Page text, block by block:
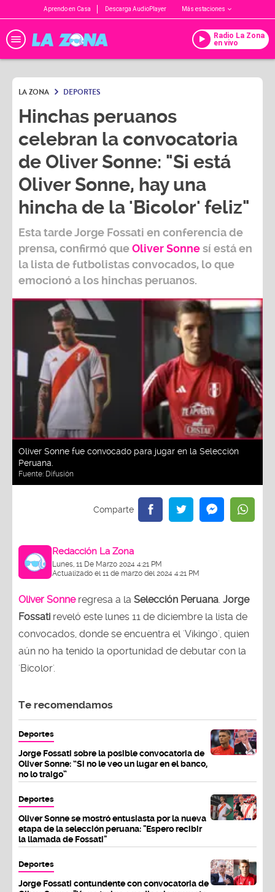
Aprendo en Casa Descarga AudioPlayer Más estaciones
Radio La Zona
en vivo
LA ZONA DEPORTES
Hinchas peruanos
celebran la convocatoria
de Oliver Sonne: "Si está
Oliver Sonne, hay una
hincha de la 'Bicolor' feliz"
Esta tardeJorge Fossati en conferencia de
prensa, confirmó queOliver Sonnesí está en
la lista de futbolistas convocados, lo que
emocionó a los hinchas peruanos.
Oliver Sonne fue convocado para jugar en la Selección
Peruana.
Fuente: Difusión
Redacción La Zona
Lunes, 11 De Marzo 2024 4:21 PM
Actualizado el 11 de marzo del 2024 4:21 PM
Oliver Sonneregresa a la Selección Peruana Jorge
Fossati reveló este lunes 11 de diciembre la lista de
convocados, donde se encuentra el 'Vikingo', quien
aún no ha tenido la oportunidad de debutar con la
'Bicolor'.
Te recomendamos
Deportes
Jorge Fossati sobre la posible convocatoria de
Oliver Sonne: “Si no le veo un lugar en el banco,
no lo traigo”
Deportes
Oliver Sonne se mostró entusiasta por la nueva
etapa de la selección peruana: "Espero recibir
la llamada de Fossati"
Deportes
Jorge Fossati contundente con convocatoria de